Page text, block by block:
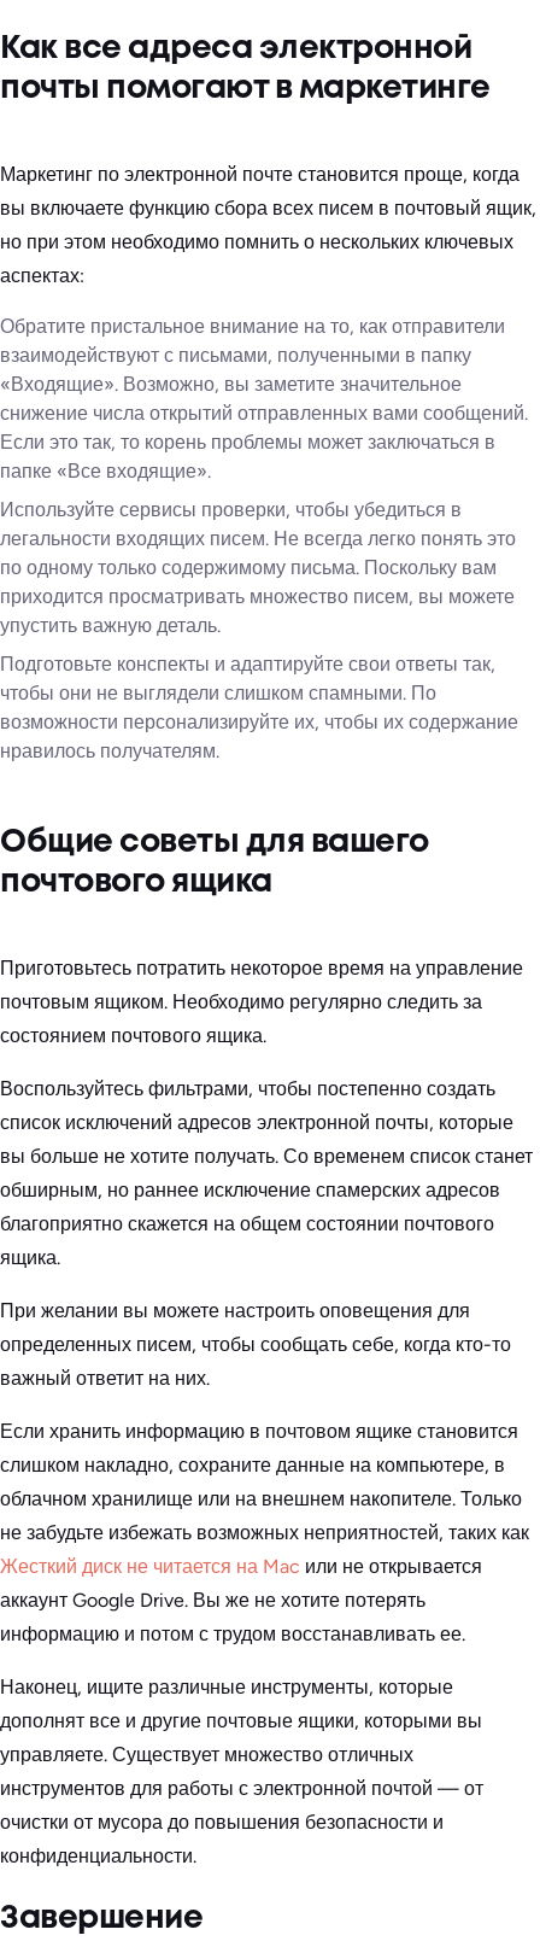
Как все адреса электронной
почты помогают в маркетинге
Маркетинг по электронной почте становится проще, когда
вы включаете функцию сбора всех писем в почтовый ящик,
но при этом необходимо помнить о нескольких ключевых
аспектах:
Обратите пристальное внимание на то, как отправители
взаимодействуют с письмами, полученными в папку
«Входящие». Возможно, вы заметите значительное
снижение числа открытий отправленных вами сообщений.
Если это так, то корень проблемы может заключаться в
папке «Все входящие».
Используйте сервисы проверки, чтобы убедиться в
легальности входящих писем. Не всегда легко понять это
по одному только содержимому письма. Поскольку вам
приходится просматривать множество писем, вы можете
упустить важную деталь.
Подготовьте конспекты и адаптируйте свои ответы так,
чтобы они не выглядели слишком спамными. По
возможности персонализируйте их, чтобы их содержание
нравилось получателям.
Общие советы для вашего
почтового ящика
Приготовьтесь потратить некоторое время на управление
почтовым ящиком. Необходимо регулярно следить за
состоянием почтового ящика.
Воспользуйтесь фильтрами, чтобы постепенно создать
список исключений адресов электронной почты, которые
вы больше не хотите получать. Со временем список станет
обширным, но раннее исключение спамерских адресов
благоприятно скажется на общем состоянии почтового
ящика.
При желании вы можете настроить оповещения для
определенных писем, чтобы сообщать себе, когда кто-то
важный ответит на них.
Если хранить информацию в почтовом ящике становится
слишком накладно, сохраните данные на компьютере, в
облачном хранилище или на внешнем накопителе. Только
не забудьте избежать возможных неприятностей, таких как
Жесткий диск не читается на Mac или не открывается
аккаунт Google Drive. Вы же не хотите потерять
информацию и потом с трудом восстанавливать ее.
Наконец, ищите различные инструменты, которые
дополнят все и другие почтовые ящики, которыми вы
управляете. Существует множество отличных
инструментов для работы с электронной почтой — от
очистки от мусора до повышения безопасности и
конфиденциальности.
Завершение